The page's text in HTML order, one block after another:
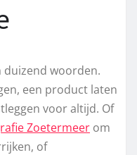
duizend woorden.
een product laten
voor altijd. Of
Zoetermeer om
of